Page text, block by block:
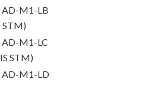
AD-M1-LB
STM)
AD-M1-LC
STM)
AD-M1-LD